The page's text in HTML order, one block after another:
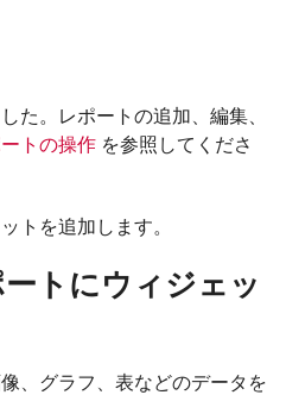
た。レポートの追加、編集、
トの操作 を参照してくださ
トを追加します。
トにウィジェッ
、グラフ、表などのデータを